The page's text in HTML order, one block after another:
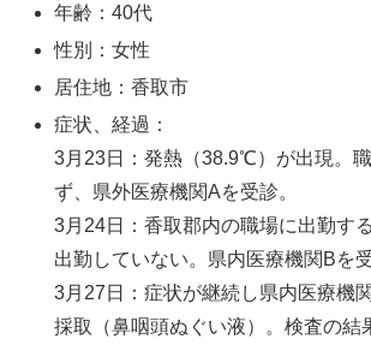
年齢：40代
性別：女性
居住地：香取市
症状、経過：
3月23日：発熱（38.9℃）が出現。
ず、県外医療機関Aを受診。
3月24日：香取郡内の職場に出勤す
出勤していない。県内医療機関Bを受
3月27日：症状が継続し県内医療機
採取（鼻咽頭ぬぐい液）。検査の結